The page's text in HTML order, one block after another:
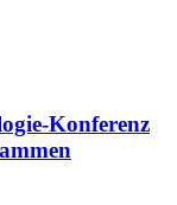
Konferenz